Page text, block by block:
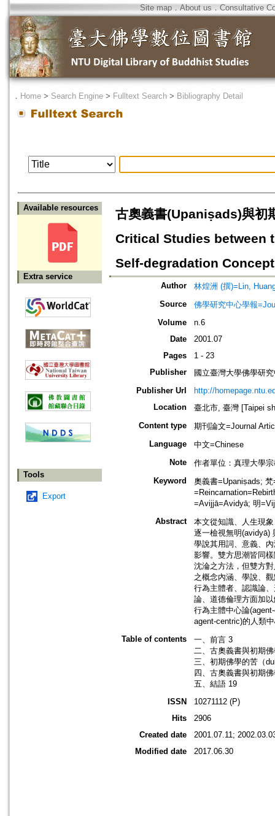
Site map．About us ． Consultative
． Home > Search Engine > Fulltext Search > Bibliography Detail
Available resources
Extra service
Tools
Export
古奧義書(Upaniṣads)與初
Critical Studies between
Self-degradation
Author
林煌洲 (撰)=Lin,
Source
佛學研究中心學報
Volume
n.6
Date
2001.07
Pages
1 - 23
Publisher
國立臺灣大學佛學研
Publisher Url
http://
Location
臺北市, 臺灣 [Taipei
Content type
期刊論文=Journal
Language
中文=Chinese
Note
作者單位：真理大學
Keyword
奧義書=Upaniṣads;
=Avijjā=Avidyā; 明
Abstract
本文從知識、人生現
逐一檢視無明(avidyā)
學說其用詞、意義、
影響。雙方思潮皆同
沈淪之方法，但雙方
之概念內涵、學說、
行為主體者、認識論
論、道德倫理方面加
行為主體中心論
agent-centric)的人類
Table of contents
一、前言 3
二、古奧義書與初期
三、初期佛學的苦（
四、古奧義書與初期
五、結語 19
ISSN
10271112 (P)
Hits
2906
Created date
2001.07.11;
Modified date
2017.06.30